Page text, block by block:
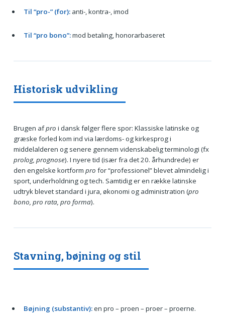
Til “pro-” (for):anti-, kontra-, imod
Til “pro bono”:mod betaling, honorarbaseret
Historisk udvikling
Brugen afpro i dansk følger flere spor: Klassiske latinske og
græske forled kom ind via lærdoms- og kirkesprog i
middelalderen og senere gennem videnskabelig terminologi (fx
prolog, prognose). I nyere tid (især fra det 20. århundrede) er
den engelske kortform pro for “professionel” blevet almindelig i
sport, underholdning og tech. Samtidig er en række latinske
udtryk blevet standard i jura, økonomi og administration (pro
bono, pro rata, pro forma).
Stavning, bøjning og stil
Bøjning (substantiv):en pro – proen – proer – proerne.